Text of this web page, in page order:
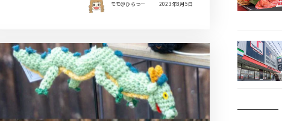
モモ＠ひらつー 2023年8月5日